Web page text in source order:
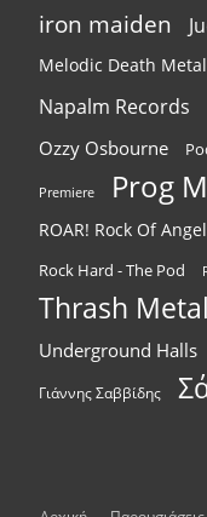
iron maiden
Melodic Death Metal
Napalm Records
Ozzy Osbourne
Premiere Prog
ROAR! Rock Of
Rock Hard - The Pod
Thrash Metal
Underground Halls
Γιάννης Σαββίδης